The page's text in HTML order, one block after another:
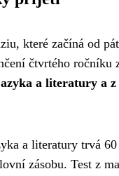
které začíná od
čtvrtého ročníku
a literatury a
a literatury trvá
zásobu. Test z